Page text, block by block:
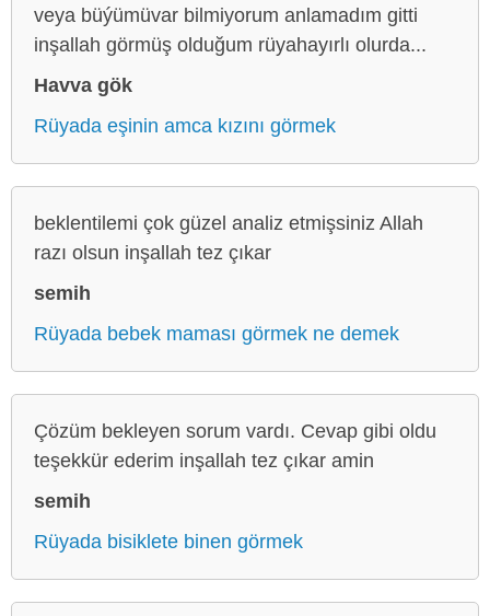
veya büýümüvar bilmiyorum anlamadım gitti
inşallah görmüş olduğum rüyahayırlı olurda...
Havva gök
Rüyada eşinin amca kızını görmek
beklentilemi çok güzel analiz etmişsiniz Allah
razı olsun inşallah tez çıkar
semih
Rüyada bebek maması görmek ne demek
Çözüm bekleyen sorum vardı. Cevap gibi oldu
teşekkür ederim inşallah tez çıkar amin
semih
Rüyada bisiklete binen görmek